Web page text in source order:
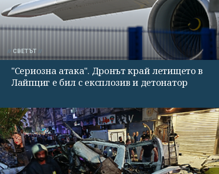
СВЕТЪТ
"Сериозна атака". Дронът край летището в
Лайпциг е бил с експлозив и детонатор